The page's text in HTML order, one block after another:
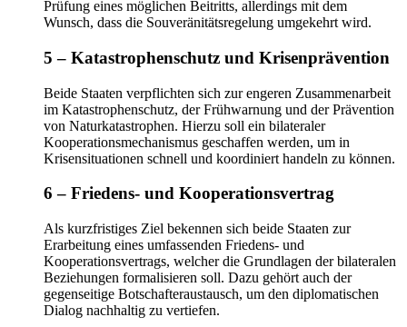
Prüfung eines möglichen Beitritts, allerdings mit dem
Wunsch, dass die Souveränitätsregelung umgekehrt wird.
5 – Katastrophenschutz und Krisenprävention
Beide Staaten verpflichten sich zur engeren Zusammenarbeit
im Katastrophenschutz, der Frühwarnung und der Prävention
von Naturkatastrophen. Hierzu soll ein bilateraler
Kooperationsmechanismus geschaffen werden, um in
Krisensituationen schnell und koordiniert handeln zu können.
6 – Friedens- und Kooperationsvertrag
Als kurzfristiges Ziel bekennen sich beide Staaten zur
Erarbeitung eines umfassenden Friedens- und
Kooperationsvertrags, welcher die Grundlagen der bilateralen
Beziehungen formalisieren soll. Dazu gehört auch der
gegenseitige Botschafteraustausch, um den diplomatischen
Dialog nachhaltig zu vertiefen.